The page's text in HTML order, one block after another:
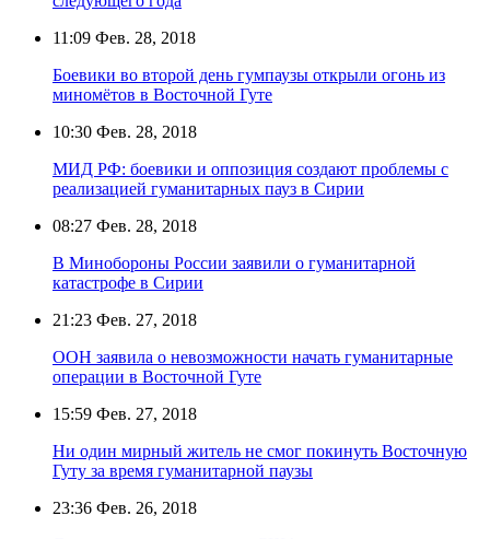
11:09 Фев. 28, 2018
Боевики во второй день гумпаузы открыли огонь из
миномётов в Восточной Гуте
10:30 Фев. 28, 2018
МИД РФ: боевики и оппозиция создают проблемы с
реализацией гуманитарных пауз в Сирии
08:27 Фев. 28, 2018
В Минобороны России заявили о гуманитарной
катастрофе в Сирии
21:23 Фев. 27, 2018
ООН заявила о невозможности начать гуманитарные
операции в Восточной Гуте
15:59 Фев. 27, 2018
Ни один мирный житель не смог покинуть Восточную
Гуту за время гуманитарной паузы
23:36 Фев. 26, 2018